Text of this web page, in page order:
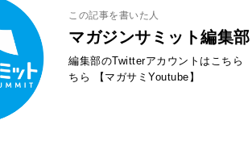
この記事を書いた人
マガジンサミット編集部
編集部のTwitterアカウントはこちら
ちら
【マガサミYoutube】